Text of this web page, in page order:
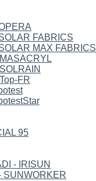
FABRICS
MAX FABRICS
FR
95
- IRISUN
SUNWORKER